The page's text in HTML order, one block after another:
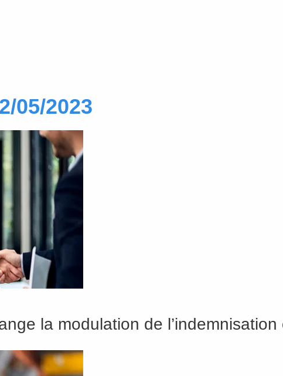
05/2023
la modulation de l’indemnisation